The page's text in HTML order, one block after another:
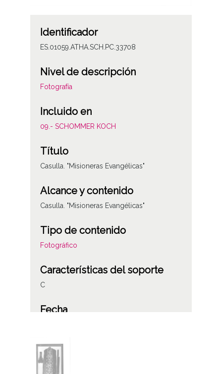
Identificador
ES.01059.ATHA.SCH.PC.33708
Nivel de descripción
Fotografía
Incluido en
09.- SCHOMMER KOCH
Título
Casulla. "Misioneras Evangélicas"
Alcance y contenido
Casulla. "Misioneras Evangélicas"
Tipo de contenido
Fotográfico
Características del soporte
C
Fecha
1950, enero, 1 a 1950, diciembre, 31 -
supuesta